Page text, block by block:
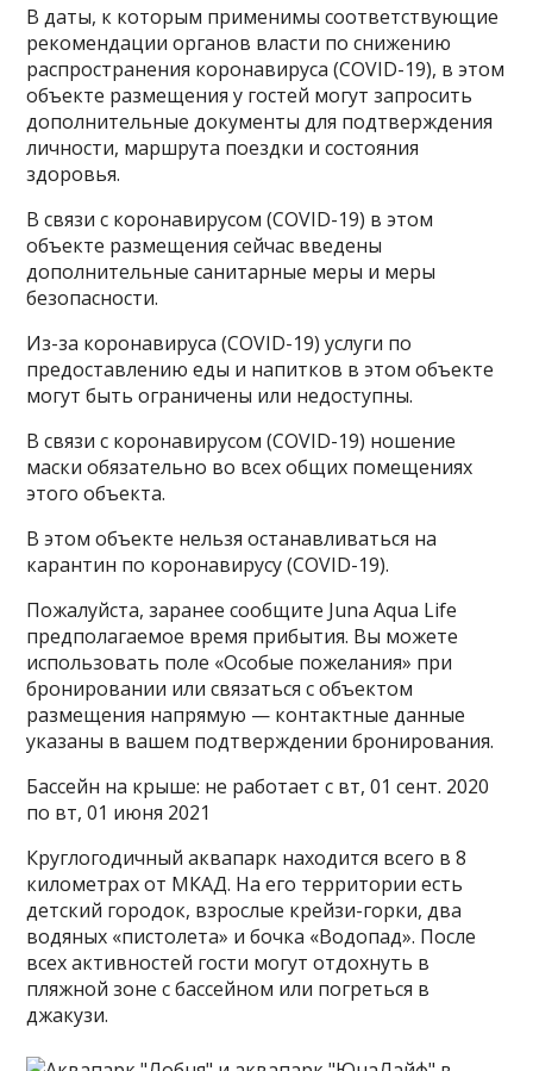
В даты, к которым применимы соответствующие
рекомендации органов власти по снижению
распространения коронавируса (COVID-19), в этом
объекте размещения у гостей могут запросить
дополнительные документы для подтверждения
личности, маршрута поездки и состояния
здоровья.
В связи с коронавирусом (COVID-19) в этом
объекте размещения сейчас введены
дополнительные санитарные меры и меры
безопасности.
Из-за коронавируса (COVID-19) услуги по
предоставлению еды и напитков в этом объекте
могут быть ограничены или недоступны.
В связи с коронавирусом (COVID-19) ношение
маски обязательно во всех общих помещениях
этого объекта.
В этом объекте нельзя останавливаться на
карантин по коронавирусу (COVID-19).
Пожалуйста, заранее сообщите Juna Aqua Life
предполагаемое время прибытия. Вы можете
использовать поле «Особые пожелания» при
бронировании или связаться с объектом
размещения напрямую — контактные данные
указаны в вашем подтверждении бронирования.
Бассейн на крыше: не работает с вт, 01 сент. 2020
по вт, 01 июня 2021
Круглогодичный аквапарк находится всего в 8
километрах от МКАД. На его территории есть
детский городок, взрослые крейзи-горки, два
водяных «пистолета» и бочка «Водопад». После
всех активностей гости могут отдохнуть в
пляжной зоне с бассейном или погреться в
джакузи.